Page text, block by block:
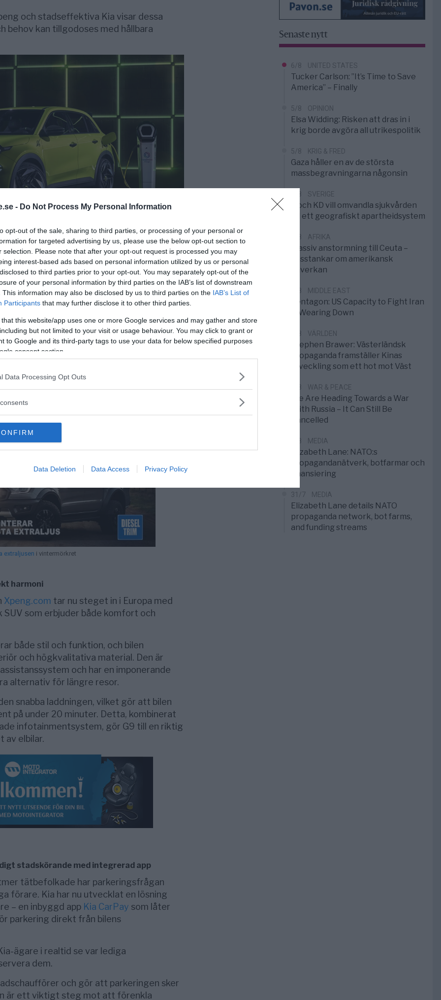
- Do Not Process My Personal Information
opt-out of the sale, sharing to third parties, or processing of your personal or
for targeted advertising by us, please use the below opt-out section to
selection. Please note that after your opt-out request is processed you may
interest-based ads based on personal information utilized by us or personal
to third parties prior to your opt-out. You may separately opt-out of the
of your personal information by third parties on the IAB’s list of downstream
This information may also be disclosed by us to third parties on the IAB’s List of
Participants that may further disclose it to other third parties.
that this website/app uses one or more Google services and may gather and store
but not limited to your visit or usage behaviour. You may click to grant or
to Google and its third-party tags to use your data for below specified purposes
consent section.
Data Processing Opt Outs
Data Deletion Data Access Privacy Policy
och stadseffektiva Kia visar dessa
behov kan tillgodoses med hållbara
med sting
släpper nuAbarth 600e, en elektrisk
kombinera varumärkets sportiga
elteknik.
förare som vill ha en elektrisk småbil
och en snabb acceleration levererar
med en laddning som räcker för
på sportiga detaljer och tekniska
racingprofil.
extraljusen i vintermörkret
harmoni
Xpeng.com tar nu steget in i Europa med
som erbjuder både komfort och
både stil och funktion, och bilen
och högkvalitativa material. Den är
och har en imponerande
alternativ för längre resor.
snabba laddningen, vilket gör att bilen
på under 20 minuter. Detta, kombinerat
infotainmentsystem, gör G9 till en riktig
av elbilar.
stadskörande med integrerad app
tätbefolkade har parkeringsfrågan
förare. Kia har nu utvecklat en lösning
– en inbyggd app Kia CarPay som låter
parkering direkt från bilens
ägare i realtid se var lediga
dem.
och gör att parkeringen sker
är ett viktigt steg mot att förenkla
Senaste nytt
6/8 UNITED STATES
Tucker Carlson: ”It’s Time to Save
America” – Finally
5/8 OPINION
Elsa Widding: Risken att dras in i
krig borde avgöra all utrikespolitik
5/8 KRIG & FRED
Gaza håller en av de största
massbegravningarna någonsin
5/8 SVERIGE
S och KD vill omvandla sjukvården
till ett geografiskt apartheidsystem
3/8 AFRIKA
Massiv anstormning till Ceuta –
Misstankar om amerikansk
påverkan
2/8 MIDDLE EAST
Pentagon: US Capacity to Fight Iran
is Wearing Down
1/8 VÄRLDEN
Stephen Brawer: Västerländsk
propaganda framställer Kinas
utveckling som ett hot mot Väst
1/8 WAR & PEACE
We Are Heading Towards a War
With Russia – It Can Still Be
Cancelled
1/8 MEDIA
Elizabeth Lane: NATO:s
propagandanätverk, botfarmar och
finansiering
31/7 MEDIA
Elizabeth Lane details NATO
propaganda network, bot farms,
and funding streams